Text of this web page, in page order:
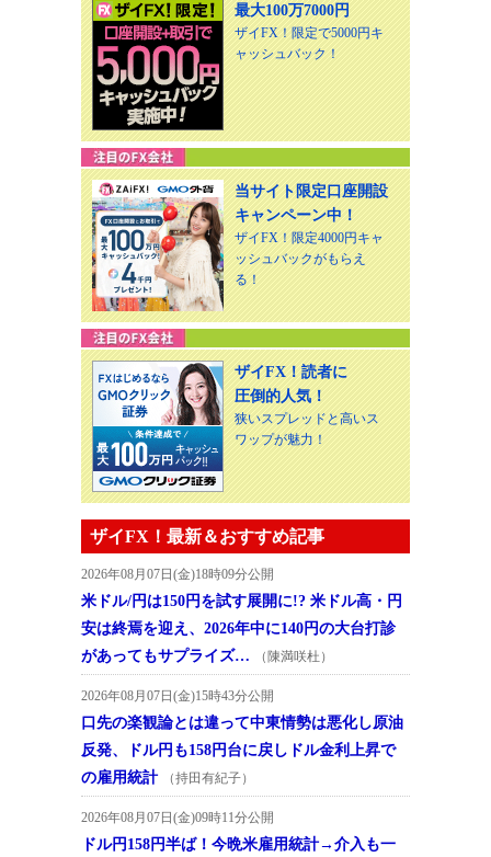
最大100万7000円
ザイFX！限定で5000円キ
ャッシュバック！
当サイト限定口座開設
キャンペーン中！
ザイFX！限定4000円キャ
ッシュバックがもらえ
る！
ザイFX！読者に
圧倒的人気！
狭いスプレッドと高いス
ワップが魅力！
ザイFX！最新＆おすすめ記事
2026年08月07日(金)18時09分公開
米ドル/円は150円を試す展開に!? 米ドル高・円
安は終焉を迎え、2026年中に140円の大台打診
があってもサプライズ…
（陳満咲杜）
2026年08月07日(金)15時43分公開
口先の楽観論とは違って中東情勢は悪化し原油
反発、ドル円も158円台に戻しドル金利上昇で
の雇用統計
（持田有紀子）
2026年08月07日(金)09時11分公開
ドル円158円半ば！今晩米雇用統計→介入も一